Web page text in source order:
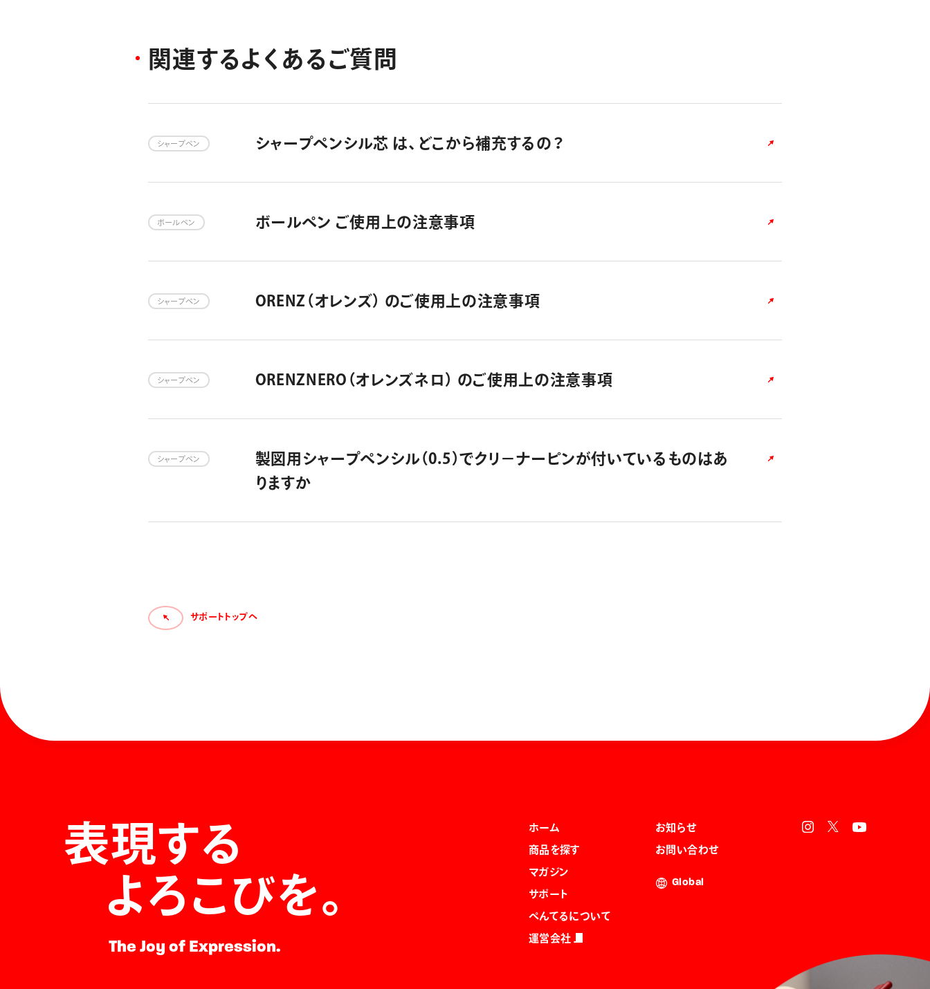
関 連するよ く あ る ご質 問
シャープペン シャープペンシル芯 は、どこから補充するの？
ボールペン ボールペン ご使用上の注意事項
シャープペン ORENZ（オレンズ） のご使用上の注意事項
シャープペン ORENZNERO（オレンズネロ） のご使用上の注意事項
シャープペン
製図用シャープペンシル（0.5）でクリ－ナーピンが付いているものはあ
りますか
サポートトップへ
ホーム
商品を探す
マガジン
サポート
ぺんてるについて
運営会社
お知らせ
お問い合わせ
Global
表現する
よろこびを。
The Joy of Expression.